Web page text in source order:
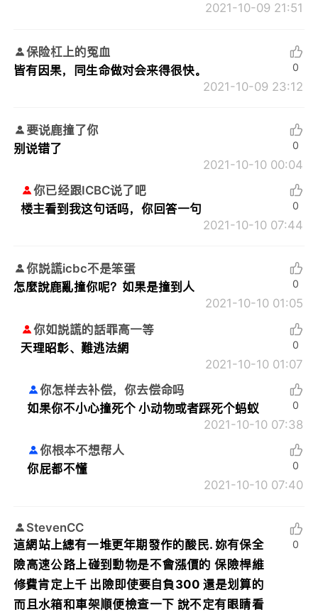
2021-10-09 21:51
保险杠上的冤血
皆有因果，同生命做对会来得很快。
2021-10-09 23:12
0
要说鹿撞了你
别说错了
2021-10-10 00:04
0
你已经跟ICBC说了吧
楼主看到我这句话吗，你回答一句
2021-10-10 07:44
0
你説謊icbc不是笨蛋
怎麼說鹿亂撞你呢？如果是撞到人
2021-10-10 01:05
0
你如説謊的話罪高一等
天理昭彰、難逃法網
2021-10-10 01:07
0
你怎样去补偿，你去偿命吗
如果你不小心撞死个 小动物或者踩死个蚂蚁
2021-10-10 07:38
0
你根本不想帮人
你屁都不懂
2021-10-10 07:40
0
StevenCC
這網站上總有一堆更年期發作的酸民. 妳有保全
險高速公路上碰到動物是不會漲價的 保險桿維
修費肯定上千 出險即使要自負300 還是划算的
而且水箱和車架順便檢查一下 說不定有眼睛看
0